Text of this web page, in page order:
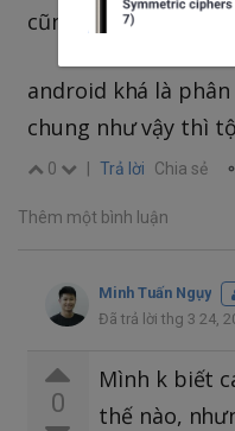
cũng thế
android khá là
chung như vậy thì
0 | Trả lời Chia sẻ
Thêm một bình luận
Minh Tuấn Ngụy
Đã trả lời thg 3 24,
0
Mình k biết
thế nào,